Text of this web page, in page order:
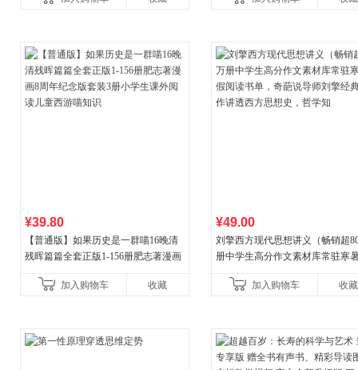
¥39.80
【普通版】如果历史是一群喵16晚清
残晖篇篇全套正版1-156册肥志著漫画
儿童西游喵知识
加入购物车 收藏
¥49.00
刘擎西方现代思想讲义（畅销超
册中学生高分作文素材库常驻寒
讲透西方思想史，哲学知
加入购物车 收藏